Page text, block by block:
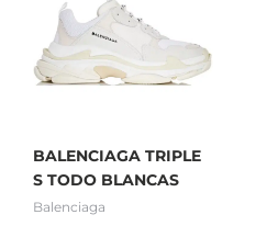
BALENCIAGA TRIPLE
S TODO BLANCAS
Balenciaga